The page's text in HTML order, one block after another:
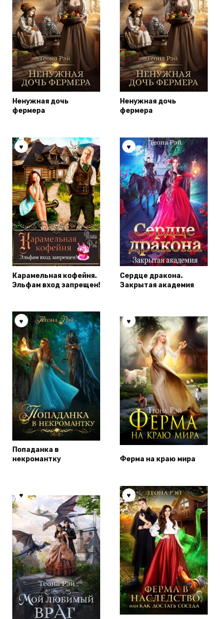
Ненужная дочь
фермера
Ненужная дочь
фермера
Карамельная кофейня.
Эльфам вход запрещен!
Сердце дракона.
Закрытая академия
Попаданка в
некромантку
Ферма на краю мира